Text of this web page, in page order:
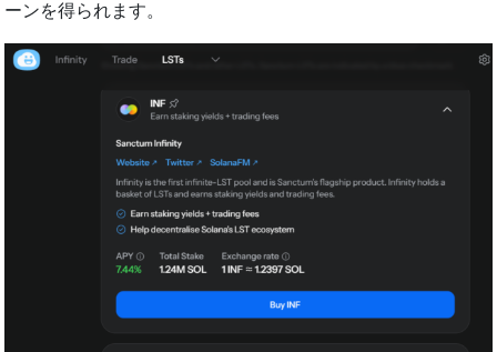
ーンを得られます。